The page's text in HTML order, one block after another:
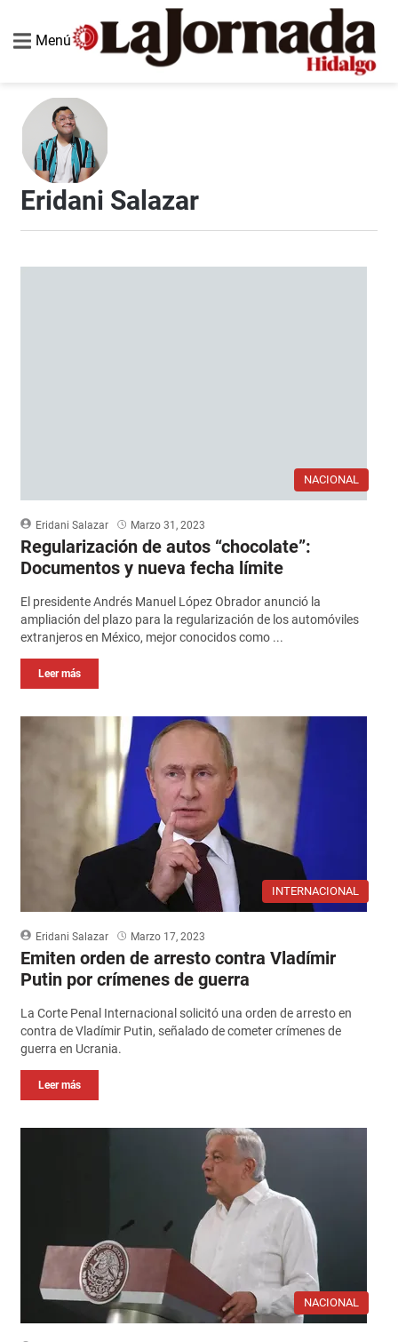
Menú
Eridani Salazar
NACIONAL
Eridani Salazar Marzo 31, 2023
Regularización de autos “chocolate”:
Documentos y nueva fecha límite
El presidente Andrés Manuel López Obrador anunció la
ampliación del plazo para la regularización de los automóviles
extranjeros en México, mejor conocidos como ...
Leer más
INTERNACIONAL
Eridani Salazar Marzo 17, 2023
Emiten orden de arresto contra Vladímir
Putin por crímenes de guerra
La Corte Penal Internacional solicitó una orden de arresto en
contra de Vladímir Putin, señalado de cometer crímenes de
guerra en Ucrania.
Leer más
NACIONAL